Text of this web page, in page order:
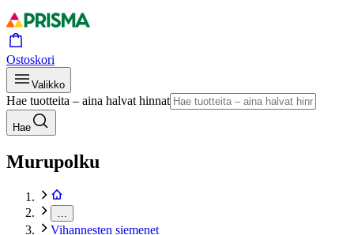
Ostoskori
Valikko
Hae tuotteita – aina halvat hinnat
Hae
Murupolku
Vihannesten siemenet